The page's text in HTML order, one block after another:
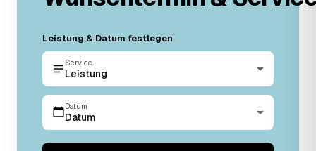
Leistung & Datum festlegen
Service
Leistung
Datum
Datum